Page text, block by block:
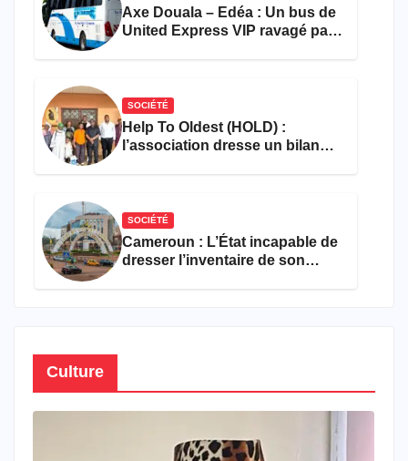
Axe Douala – Edéa : Un bus de
United Express VIP ravagé par
SOCIÉTÉ
Help To Oldest (HOLD) :
l’association dresse un bilan
SOCIÉTÉ
Cameroun : L’État incapable de
dresser l’inventaire de son
Culture